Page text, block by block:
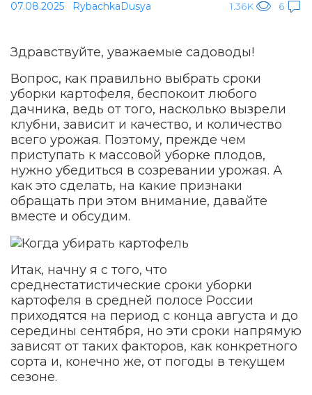
07.08.2025 RybachkaDusya 1.36K 6
Здравствуйте, уважаемые садоводы!
Вопрос, как правильно выбрать сроки
уборки картофеля, беспокоит любого
дачника, ведь от того, насколько вызрели
клубни, зависит и качество, и количество
всего урожая. Поэтому, прежде чем
приступать к массовой уборке плодов,
нужно убедиться в созревании урожая. А
как это сделать, на какие признаки
обращать при этом внимание, давайте
вместе и обсудим.
Итак, начну я с того, что
среднестатистические сроки уборки
картофеля в средней полосе России
приходятся на период с конца августа и до
середины сентября, но эти сроки напрямую
зависят от таких факторов, как конкретного
сорта и, конечно же, от погоды в текущем
сезоне.